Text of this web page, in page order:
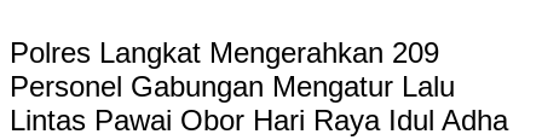
Polres Langkat Mengerahkan 209
Personel Gabungan Mengatur Lalu
Lintas Pawai Obor Hari Raya Idul Adha